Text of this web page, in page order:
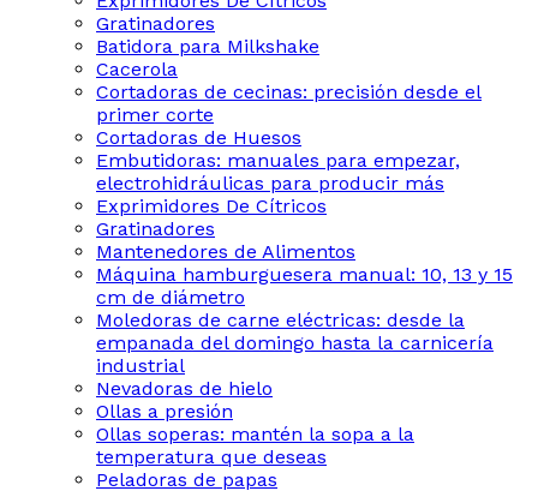
Gratinadores
Batidora para Milkshake
Cacerola
Cortadoras de cecinas: precisión desde el
primer corte
Cortadoras de Huesos
Embutidoras: manuales para empezar,
electrohidráulicas para producir más
Exprimidores De Cítricos
Gratinadores
Mantenedores de Alimentos
Máquina hamburguesera manual: 10, 13 y 15
cm de diámetro
Moledoras de carne eléctricas: desde la
empanada del domingo hasta la carnicería
industrial
Nevadoras de hielo
Ollas a presión
Ollas soperas: mantén la sopa a la
temperatura que deseas
Peladoras de papas